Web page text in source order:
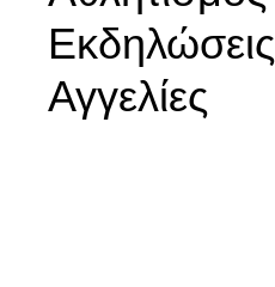
Εκδηλώσεις
Αγγελίες